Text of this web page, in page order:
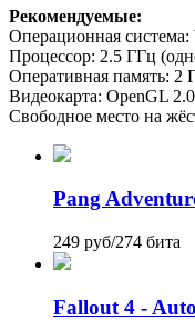
Рекомендуемые:
Операционная система:
Процессор: 2.5 ГГц
Оперативная память: 2
Видеокарта: OpenGL
Свободное место на
Pang
249 руб/274 бита
Fallout 4 -